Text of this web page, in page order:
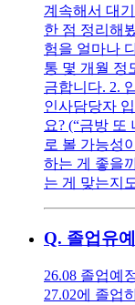
계속해서 대
한 점 정리해
험을 얼마나
통 몇 개월 정
금합니다. 2.
인사담당자
요? (“금방 또
로 볼 가능성
하는 게 좋을
는 게 맞는지
Q. 졸업유
26.08 졸업예
27.02에 졸업